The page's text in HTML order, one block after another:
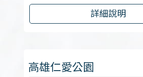
詳細說明
高雄仁愛公園